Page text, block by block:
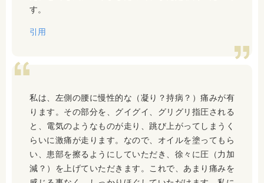
す。
引用
私は、左側の腰に慢性的な（凝り？持病？）痛みが有
ります。その部分を、グイグイ、グリグリ指圧される
と、電気のようなものが走り、跳び上がってしまうく
らいに激痛が走ります。なので、オイルを塗ってもら
い、患部を擦るようにしていただき、徐々に圧（力加
減？）を上げていただきます。これで、あまり痛みを